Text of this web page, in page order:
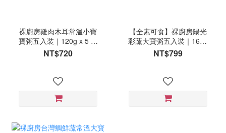
裸廚房雞肉木耳常溫小寶
寶粥五入裝｜120g x 5 入
裝
NT$720
【全素可食】裸廚房陽光
彩蔬大寶粥五入裝｜160g
x 5 入裝
NT$799